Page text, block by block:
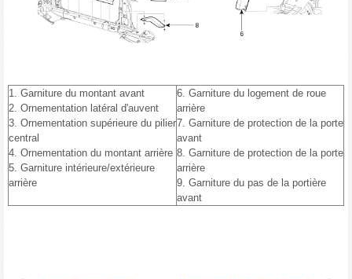
1. Garniture du montant avant
2. Ornementation latéral d'auvent
3. Ornementation supérieure du pilier
central
4. Ornementation du montant arrière
5. Garniture intérieure/extérieure
arrière
6. Garniture du logement de roue
arrière
7. Garniture de protection de la porte
avant
8. Garniture de protection de la porte
arrière
9. Garniture du pas de la portière
avant